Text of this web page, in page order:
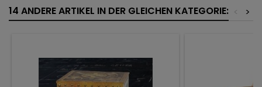
14 ANDERE ARTIKEL IN DER GLEICHEN KATEGORIE: >
<